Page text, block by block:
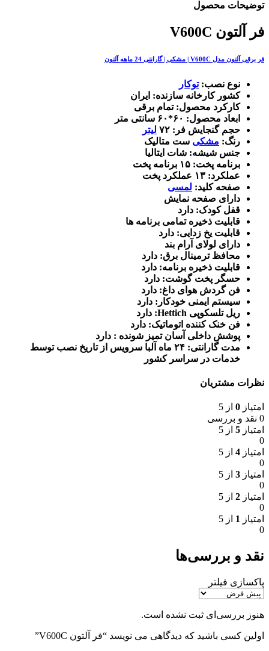
توضیحات محصول
فر آلتون V600C
فر برقی آلتون مدل V600C | مشکی | گارانتی 24 ماهه آلتون
نوع نصب:توکار
کشور کارخانه سازنده: ایران
کارکرد محصول: تمام برقی
ابعاد محصول: ۶۰*۶۰ سانتی متر
حجم گنجایش فر: ۷۲
لیتر
رنگ: مشکی ست متالیک
جنس شیشه: شات ایتالیا
برنامه پخت: ۱۵ برنامه پخت
عملکرد: ۱۳ عملکرد پخت
صفحه کلید: لمسی
دارای صفحه نمایش
قفل کودک: دارد
قابلیت ذخیره تمامی برنامه ها
قابلیت یخ زدایی: دارد
دارای لولای آرام بند
محافظ ترمینال برق: دارد
قابلیت ذخیره برنامه: دارد
حسگر پخت گوشت: دارد
فن گردش هوای داغ: دارد
سیستم ایمنی خودکار: دارد
ریل تلسکوپی Hettich: دارد
فن خنک کننده اتوماتیک: دارد
پوشش داخلی آسان تمیز شونده : دارد
مدت گارانتی: ۲۴ ماه آلبا سرویس از تاریخ نصب توسط
خدمات در سراسر کشور
نظرات مشتریان
امتیاز 0 از 5
0 نقد و بررسی
امتیاز 5 از 5
0
امتیاز 4 از 5
0
امتیاز 3 از 5
0
امتیاز 2 از 5
0
امتیاز 1 از 5
0
نقد و بررسی‌ها
پاکسازی فیلتر
هنوز بررسی‌ای ثبت نشده است.
اولین کسی باشید که دیدگاهی می نویسد “فر آلتون V600C”